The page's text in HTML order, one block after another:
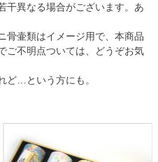
干異なる場合がございます。あ
骨壷類はイメージ用で、本商品
ご不明点ついては、どうぞお気
ど…という方にも。